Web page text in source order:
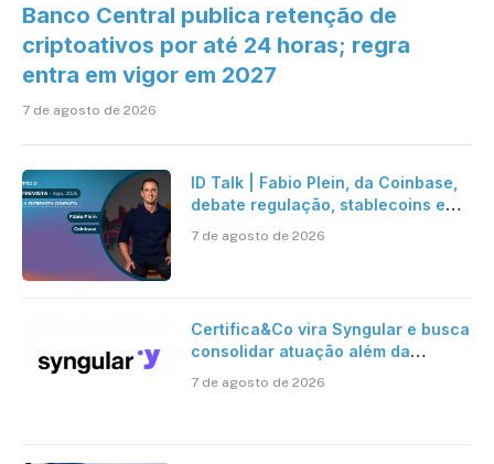
Banco Central publica retenção de
criptoativos por até 24 horas; regra
entra em vigor em 2027
7 de agosto de 2026
ID Talk | Fabio Plein, da Coinbase,
debate regulação, stablecoins e
7 de agosto de 2026
Certifica&Co vira Syngular e busca
consolidar atuação além da
7 de agosto de 2026